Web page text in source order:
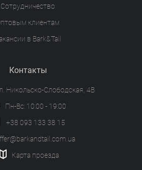
Сотрудничество
клиентам
в Bark&Tail
Контакты
Никольско-Слободская, 4В
Пн-Вс: 10:00 - 19:00
+38 093 133 38 15
Карта проезда